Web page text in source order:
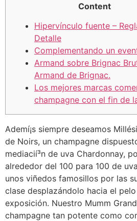
Content
Hipervínculo fuente –
Detalle
Complementando un
Armand sobre Brignac
Armand de Brignac.
Los mejores marcas
champagne con el fin de
Ademí¡s siempre deseamos
de Noirs, un champagne
mediacií³n de uva Chardonnay,
alrededor del 100 para 100 de
unos viñedos famosillos por las
clase desplazándolo hacia el
exposición. Nuestro Mumm
champagne tan potente como